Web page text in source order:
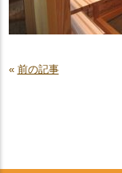
« 前の記事